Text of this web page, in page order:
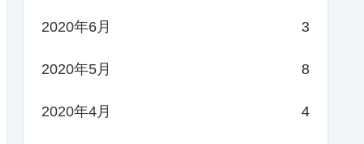
2020年6月 3
2020年5月 8
2020年4月 4